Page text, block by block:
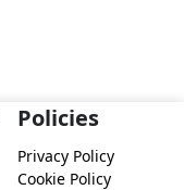
Policies
Privacy Policy
Cookie Policy